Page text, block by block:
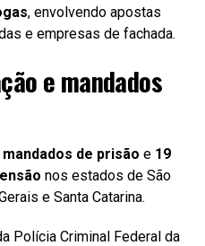
, envolvendo apostas
e empresas de fachada.
e mandados
mandados de prisão e 19
nos estados de São
e Santa Catarina.
Polícia Criminal Federal da